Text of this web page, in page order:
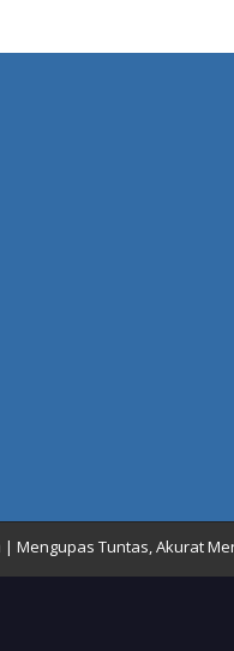
Mengupas Tuntas, Akurat